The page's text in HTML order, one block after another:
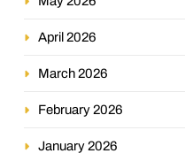
April 2026
March 2026
February 2026
January 2026